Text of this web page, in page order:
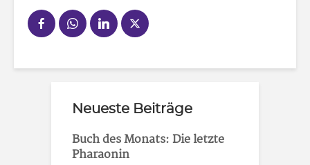
Neueste Beiträge
Buch des Monats: Die letzte
Pharaonin